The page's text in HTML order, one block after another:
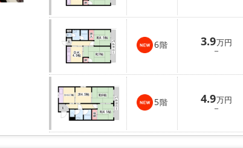
6階 3.9万円
－
5階 4.9万円
－